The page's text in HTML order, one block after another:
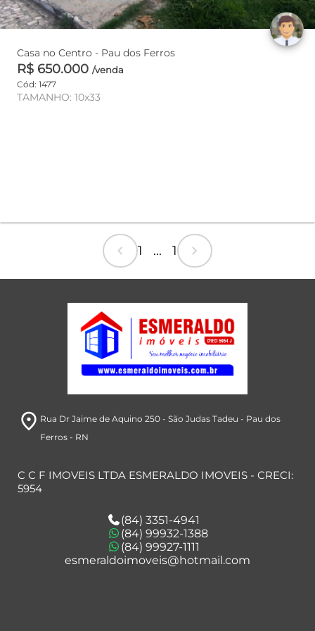
Casa no Centro - Pau dos Ferros
R$ 650.000 /venda
Cód: 1477
TAMANHO: 10x33
chevron_left 1 ... 1 chevron_right
room Rua Dr Jaime de Aquino 250- São Judas Tadeu - Pau dos
Ferros- RN
C C F IMOVEIS LTDA ESMERALDO IMOVEIS - CRECI:
5954
(84) 3351-4941
(84) 99932-1388
(84) 99927-1111
esmeraldoimoveis@hotmail.com